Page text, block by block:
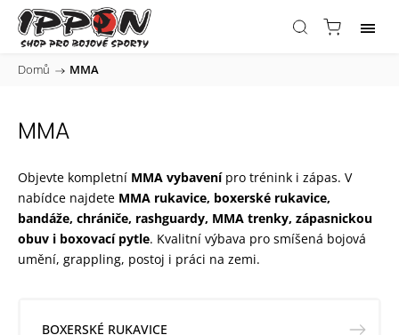
Domů / MMA
MMA
Objevte kompletní MMA vybavenípro trénink i zápas. V
nabídce najdete MMA rukavice, boxerské rukavice,
bandáže, chrániče, rashguardy, MMA trenky, zápasnickou
obuv i boxovací pytle. Kvalitní výbava pro smíšená bojová
umění, grappling, postoj i práci na zemi.
BOXERSKÉ RUKAVICE